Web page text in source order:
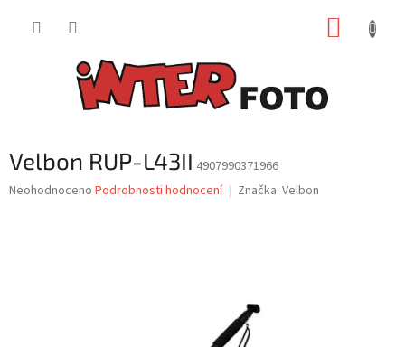
Velbon RUP-L43II 4907990371966
Průměrné
Neohodnoceno Podrobnosti hodnocení Značka: Velbon